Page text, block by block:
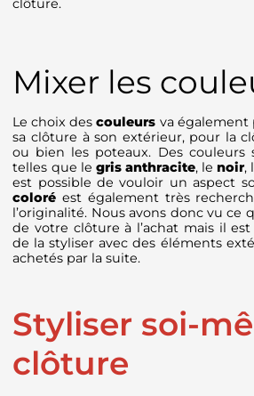
clôture.
Mixer les
Le choix descouleurs va également
sa clôture à son extérieur, pour la
ou bien les poteaux. Des couleurs
telles que le gris anthracite, lenoir,
est possible de vouloir un aspect
coloré est également très
l’originalité. Nous avons donc vu ce
de votre clôture à l’achat mais il
de la styliser avec des éléments
achetés par la suite.
Styliser soi-
clôture